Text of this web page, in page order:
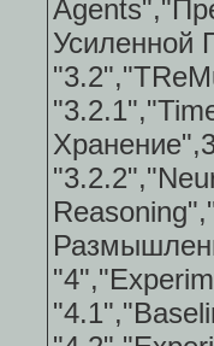
Усиленной